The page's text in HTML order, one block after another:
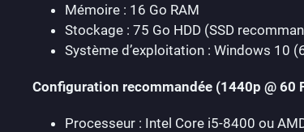
Mémoire : 16 Go RAM
Stockage : 75 Go HDD (SSD
Système d’exploitation : Windows 10
Configuration recommandée (1440p @ 60
Processeur : Intel Core i5-8400 ou